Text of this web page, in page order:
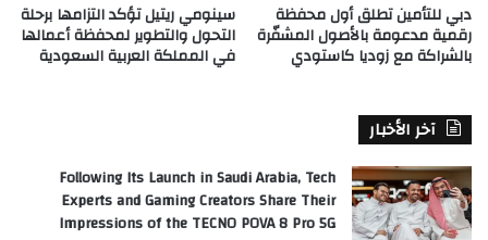
دبي للتأمين تطلق أول محفظة
رقمية مدعومة بالأصول المشفّرة
بالشراكة مع زوديا كاستودي
سينومي ريتيل تؤكد التزامها برحلة
التحول والتطوير لمحفظة أعمالها
في المملكة العربية السعودية
آخر الأخبار
Following Its Launch in Saudi Arabia, Tech
Experts and Gaming Creators Share Their
Impressions of the TECNO POVA 8 Pro 5G